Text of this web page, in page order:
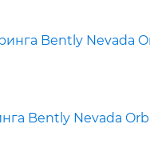
Bently Nevada